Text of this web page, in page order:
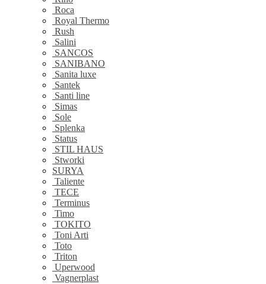
Roca
Royal Thermo
Rush
Salini
SANCOS
SANIBANO
Sanita luxe
Santek
Santi line
Simas
Sole
Splenka
Status
STIL HAUS
Stworki
SURYA
Taliente
TECE
Terminus
Timo
TOKITO
Toni Arti
Toto
Triton
Uperwood
Vagnerplast